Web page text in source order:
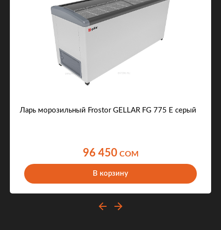
Ларь морозильный Frostor GELLAR FG 775 E серый
96 450COM
В корзину